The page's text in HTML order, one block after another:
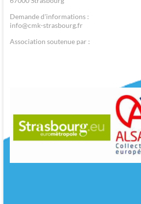
Demande d'informations :
info@cmk-strasbourg.fr
Association soutenue par :